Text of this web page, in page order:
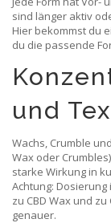
sind länger aktiv
Hier bekommst du
du die passende
und
Wachs, Crumble
Wax oder
starke Wirkung in
Achtung:
zu CBD Wax und
genauer.